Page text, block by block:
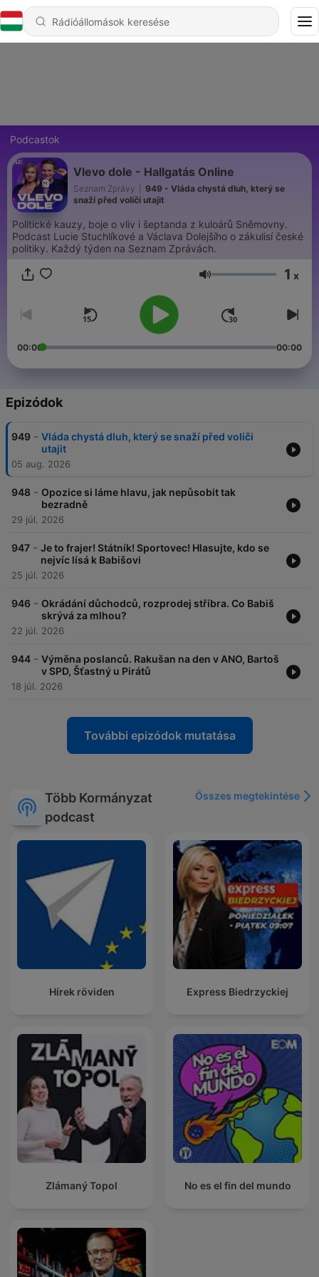
Podcastok
Vlevo dole - Hallgatás Online
Seznam Zprávy
949 - Vláda chystá dluh, který se
snaží před voliči utajit
Politické kauzy, boje o vliv i šeptanda z kuloárů Sněmovny.
Podcast Lucie Stuchlíkové a Václava Dolejšího o zákulisí české
politiky. Každý týden na Seznam Zprávách.
Hangerő 1 x
00:00 00:00
Epizódok
949 - Vláda chystá dluh, který se snaží před voliči
utajit
05 aug. 2026
948 - Opozice si láme hlavu, jak nepůsobit tak
bezradně
29 júl. 2026
947 - Je to frajer! Státník! Sportovec! Hlasujte, kdo se
nejvíc lísá k Babišovi
25 júl. 2026
946 - Okrádání důchodců, rozprodej stříbra. Co Babiš
skrývá za mlhou?
22 júl. 2026
944 - Výměna poslanců. Rakušan na den v ANO, Bartoš
v SPD, Šťastný u Pirátů
18 júl. 2026
További epizódok mutatása
Több Kormányzat
podcast
Összes megtekintése
Hírek röviden Express Biedrzyckiej
Zlámaný Topol No es el fin del mundo